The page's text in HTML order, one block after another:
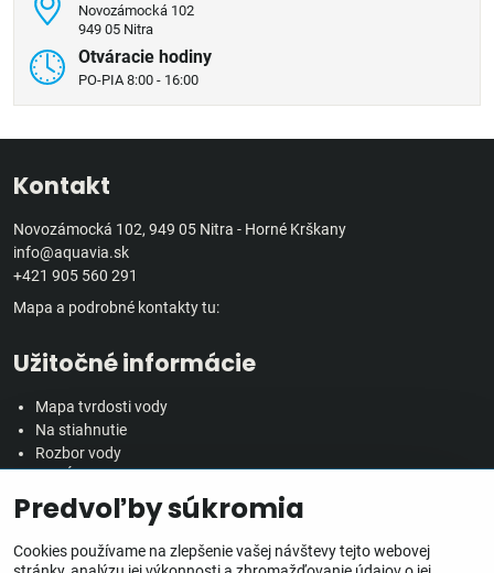
Novozámocká 102
949 05 Nitra
Otváracie hodiny
PO-PIA 8:00 - 16:00
Kontakt
Novozámocká 102, 949 05 Nitra - Horné Krškany
info@aquavia.sk
+421 905 560 291
Mapa a podrobné kontakty tu:
Užitočné informácie
Mapa tvrdosti vody
Na stiahnutie
Rozbor vody
Veľkoobchodná spolupráca
Všetko o nákupe
Predvoľby súkromia
Cookies používame na zlepšenie vašej návštevy tejto webovej